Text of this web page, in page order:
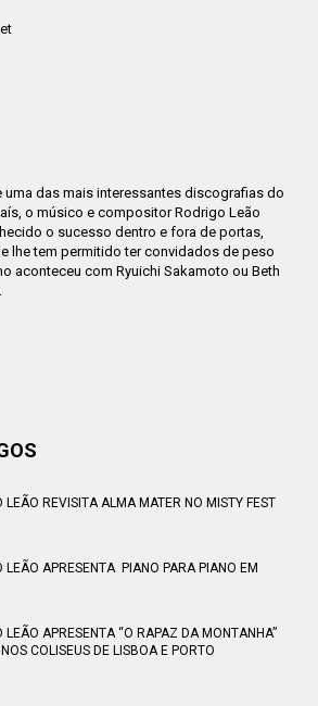
uma das mais interessantes discografias do
o músico e compositor Rodrigo Leão
o sucesso dentro e fora de portas,
lhe tem permitido ter convidados de peso
aconteceu com Ryuichi Sakamoto ou Beth
LEÃO REVISITA ALMA MATER NO MISTY FEST
LEÃO APRESENTA PIANO PARA PIANO EM
LEÃO APRESENTA “O RAPAZ DA MONTANHA”
COLISEUS DE LISBOA E PORTO